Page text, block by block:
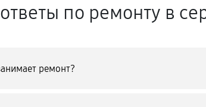
по ремонту в
ремонт?